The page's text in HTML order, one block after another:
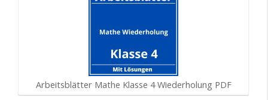
Arbeitsblätter Mathe Klasse 4 Wiederholung PDF